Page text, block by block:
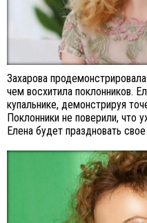
Захарова
чем восхитила поклонников.
купальнике, демонстрируя
Поклонники не поверили, что
Елена будет праздновать